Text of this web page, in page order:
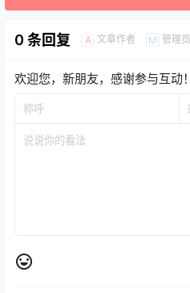
0 条回复 A 文章作者 M 管理员
欢迎您，新朋友，感谢参与互动！